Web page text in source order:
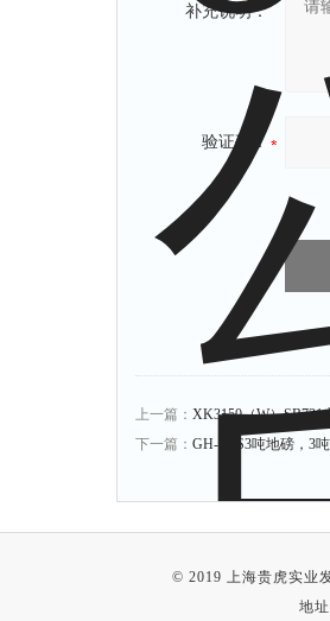
补充说明：
验证码：
上一篇： XK3150（W）
下一篇： GH-SCS3吨地磅，3
© 2019 上海贵虎实业
地